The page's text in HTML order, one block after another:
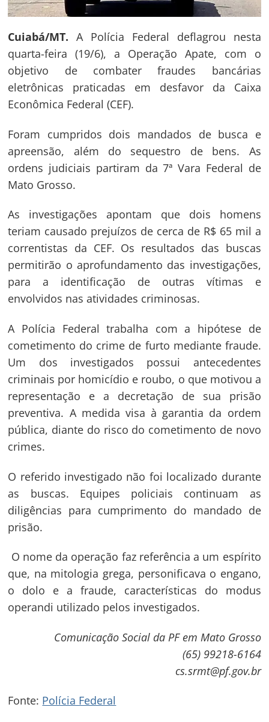
Cuiabá/MT. A Polícia Federal deflagrou nesta
quarta-feira (19/6), a Operação Apate, com o
objetivo de combater fraudes bancárias
eletrônicas praticadas em desfavor da Caixa
Econômica Federal (CEF).
Foram cumpridos dois mandados de busca e
apreensão, além do sequestro de bens. As
ordens judiciais partiram da 7ª Vara Federal de
Mato Grosso.
As investigações apontam que dois homens
teriam causado prejuízos de cerca de R$ 65 mil a
correntistas da CEF. Os resultados das buscas
permitirão o aprofundamento das investigações,
para a identificação de outras vítimas e
envolvidos nas atividades criminosas.
A Polícia Federal trabalha com a hipótese de
cometimento do crime de furto mediante fraude.
Um dos investigados possui antecedentes
criminais por homicídio e roubo, o que motivou a
representação e a decretação de sua prisão
preventiva. A medida visa à garantia da ordem
pública, diante do risco do cometimento de novo
crimes.
O referido investigado não foi localizado durante
as buscas. Equipes policiais continuam as
diligências para cumprimento do mandado de
prisão.
O nome da operação faz referência a um espírito
que, na mitologia grega, personificava o engano,
o dolo e a fraude, características do modus
operandi utilizado pelos investigados.
Comunicação Social da PF em Mato Grosso
(65) 99218-6164
cs.srmt@pf.gov.br
Fonte: Polícia Federal
Navegação
de
Post